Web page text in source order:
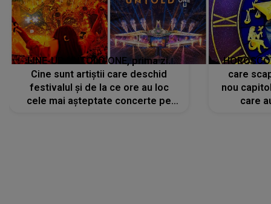
LINE-UP UNTOLD ONE, prima zi.
Cine sunt artiștii care deschid
festivalul și de la ce ore au loc
cele mai așteptate concerte pe
care
nou
care